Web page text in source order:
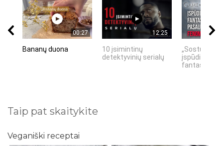
00:27
Bananų duona
12:25
10 įsimintinų
detektyvinių serialų
„Sostų
įspūdingas
fantastinio
Taip pat skaitykite
Veganiški receptai